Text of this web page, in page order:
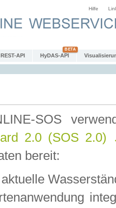
Hilfe
REST-API HyDAS-API
SOS
2.0 (SOS 2.0)
bereit: